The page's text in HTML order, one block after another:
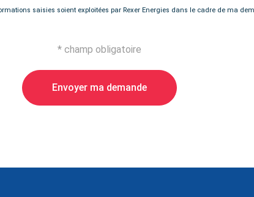
saisies soient exploitées par Rexer Energies dans le cadre de ma
* champ obligatoire